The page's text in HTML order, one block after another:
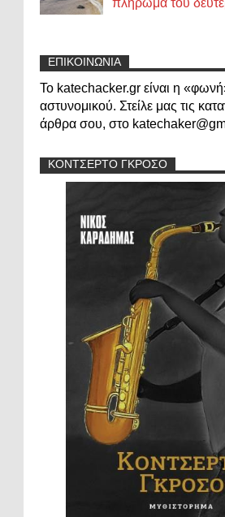
ΕΠΙΚΟΙΝΩΝΙΑ
Το katechacker.gr είναι η
αστυνομικού. Στείλε μας τις
άρθρα σου, στο
ΚΟΝΤΣΕΡΤΟ ΓΚΡΟΣΟ